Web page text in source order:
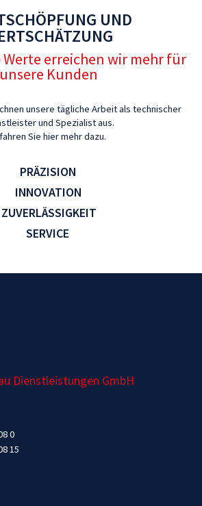
UND
Werte erreichen wir mehr für
unsere Kunden
unsere tägliche Arbeit als technischer
und Spezialist aus.
Sie hier mehr dazu.
PRÄZISION
INNOVATION
ZUVERLÄSSIGKEIT
SERVICE
Dienstleistungen GmbH
0
15